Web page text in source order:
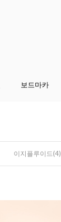
보드마카
이지플루이드(4)